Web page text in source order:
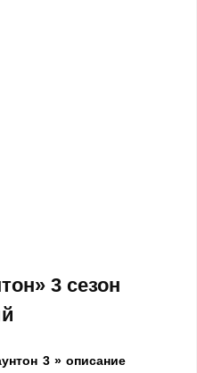
3 сезон
3 » описание